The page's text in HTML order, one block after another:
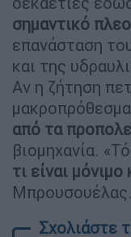
σημαντικό
επανάσταση
και της
Αν η ζήτηση
από τα
βιομηχανία.
τι είναι
Μπρουσουέλας.